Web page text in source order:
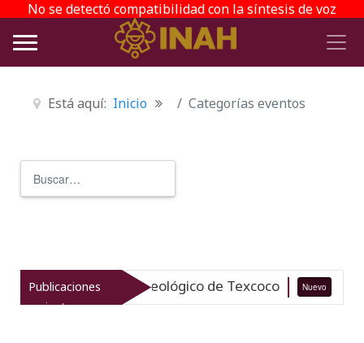
No se detectó compatibilidad con la síntesis de voz
Está aquí: Inicio Categorías eventos
Publicaciones
recientes
el patrimonio arqueológico de Texcoco Nuevo